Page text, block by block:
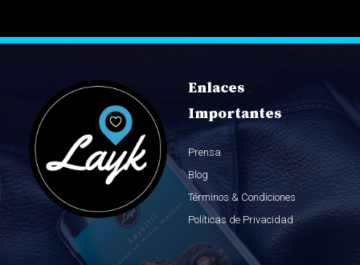
Enlaces
Importantes
Prensa
Blog
Términos & Condiciones
Políticas de Privacidad